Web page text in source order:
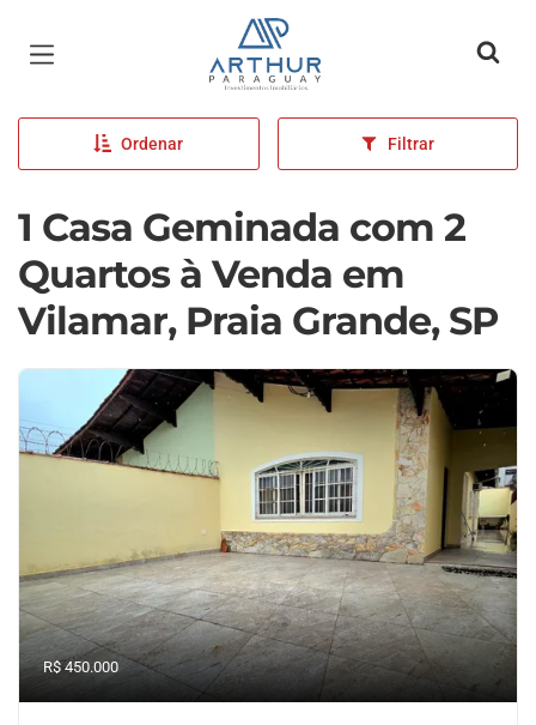
Página inicial
Ordenar Filtrar
1 Casa Geminada com 2
Quartos à Venda em
Vilamar, Praia Grande, SP
R$ 450.000